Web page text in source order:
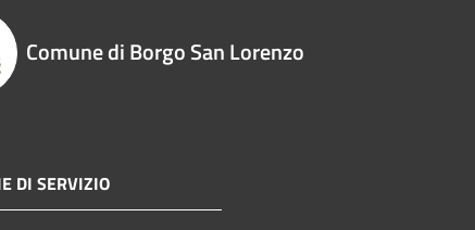
Comune di Borgo San Lorenzo
DI SERVIZIO